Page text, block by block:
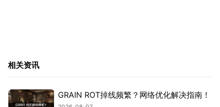
相关资讯
GRAIN ROT掉线频繁？网络优化解决指南！